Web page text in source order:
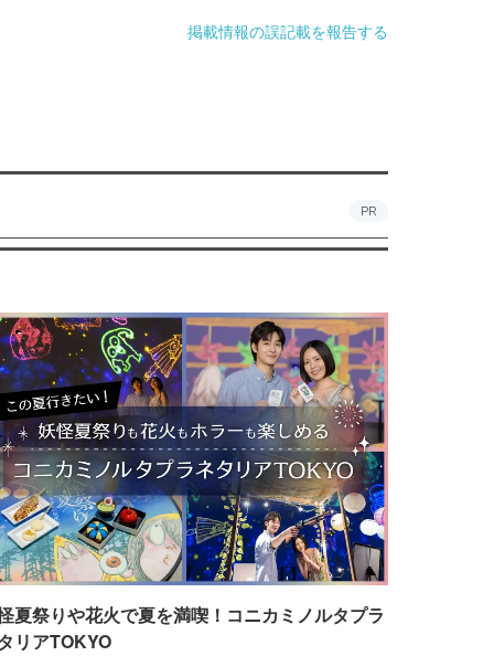
掲載情報の誤記載を報告する
PR
夏祭りや花火で夏を満喫！コニカミノルタプラ
リアTOKYO